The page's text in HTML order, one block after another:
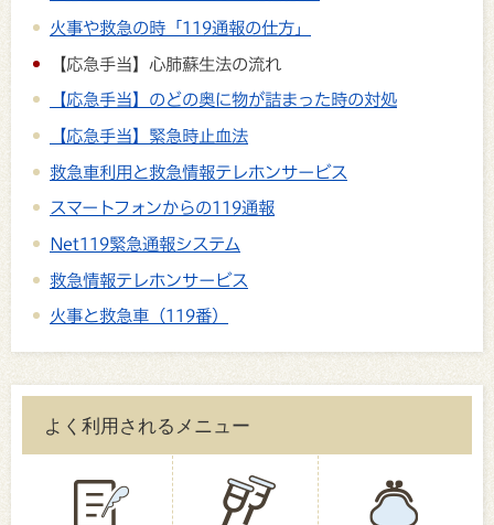
火事や救急の時「119通報の仕方」
【応急手当】心肺蘇生法の流れ
【応急手当】のどの奥に物が詰まった時の対処
【応急手当】緊急時止血法
救急車利用と救急情報テレホンサービス
スマートフォンからの119通報
Net119緊急通報システム
救急情報テレホンサービス
火事と救急車（119番）
よく利用されるメニュー